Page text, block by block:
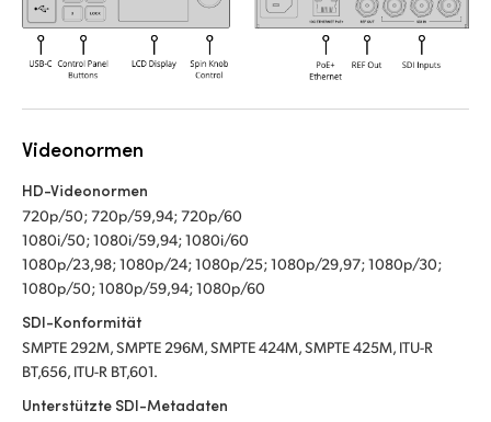
Videonormen
HD-Videonormen
720p/50; 720p/59,94; 720p/60
1080i/50; 1080i/59,94; 1080i/60
1080p/23,98; 1080p/24; 1080p/25; 1080p/29,97; 1080p/30;
1080p/50; 1080p/59,94; 1080p/60
SDI-Konformität
SMPTE 292M, SMPTE 296M, SMPTE 424M, SMPTE 425M, ITU-R
BT,656, ITU-R BT,601.
Unterstützte SDI-Metadaten